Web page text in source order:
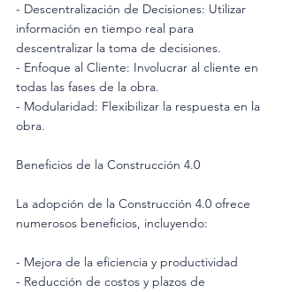
- Descentralización de Decisiones: Utilizar
información en tiempo real para
descentralizar la toma de decisiones.
- Enfoque al Cliente: Involucrar al cliente en
todas las fases de la obra.
- Modularidad: Flexibilizar la respuesta en la
obra.
Beneficios de la Construcción 4.0
La adopción de la Construcción 4.0 ofrece
numerosos beneficios, incluyendo:
- Mejora de la eficiencia y productividad
- Reducción de costos y plazos de